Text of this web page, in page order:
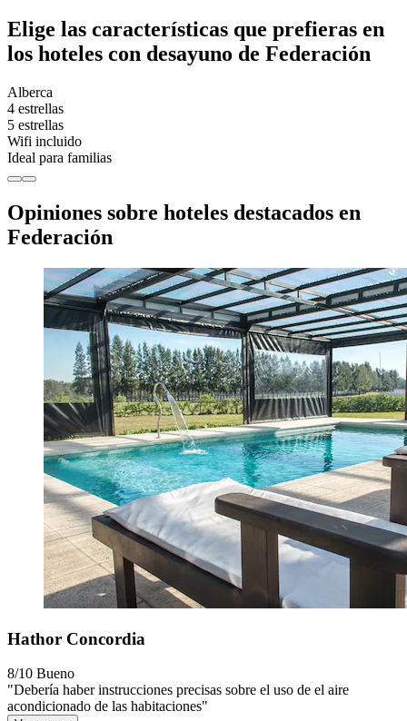
Elige las características que prefieras en
los hoteles con desayuno de Federación
Alberca
4 estrellas
5 estrellas
Wifi incluido
Ideal para familias
Opiniones sobre hoteles destacados en
Federación
Hathor Concordia
8/10 Bueno
"Debería haber instrucciones precisas sobre el uso de el aire
acondicionado de las habitaciones"